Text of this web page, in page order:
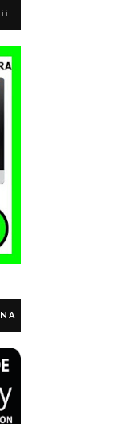
ECUADOR